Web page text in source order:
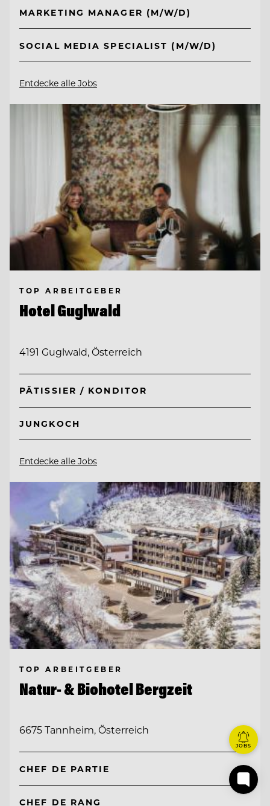
MARKETING MANAGER (M/W/D)
SOCIAL MEDIA SPECIALIST (M/W/D)
Entdecke alle Jobs
TOP ARBEITGEBER
Hotel Guglwald
4191 Guglwald, Österreich
PÂTISSIER / KONDITOR
JUNGKOCH
Entdecke alle Jobs
TOP ARBEITGEBER
Natur- & Biohotel Bergzeit
6675 Tannheim, Österreich
CHEF DE PARTIE
CHEF DE RANG
JOBS